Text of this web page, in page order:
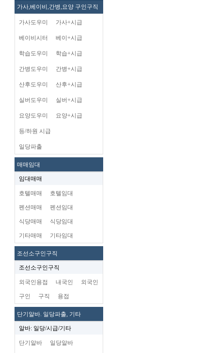
가사,베이비,간병,요양 구인구직
가사도우미 가사+시급
베이비시터 베이+시급
학습도우미 학습+시급
간병도우미 간병+시급
산후도우미 산후+시급
실버도우미 실버+시급
요양도우미 요양+시급
등/하원 시급
일당파출
매매임대
임대매매
호텔매매 호텔임대
펜션매매 펜션임대
식당매매 식당임대
기타매매 기타임대
조선소구인구직
조선소구인구직
외국인용접 내국인 외국인
구인 구직 용접
단기알바. 일당파출, 기타
알바: 일당/시급/기타
단기알바 일당알바